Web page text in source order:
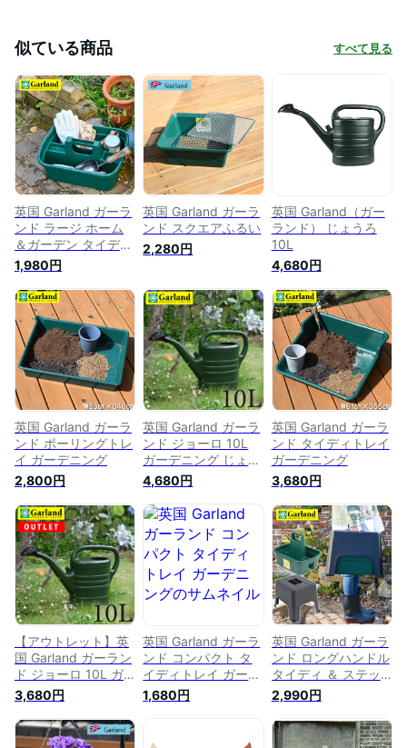
似ている商品 すべて見る
英国 Garland ガーラ
ンド ラージ ホーム
＆ガーデン タイディ
ツールボックス 道具
入れ トラッグ カゴ
園芸
1,980円
英国 Garland ガーラ
ンド スクエアふるい
2,280円
英国 Garland（ガー
ランド） じょうろ
10L
4,680円
英国 Garland ガーラ
ンド ポーリングトレ
イ ガーデニング
2,800円
英国 Garland ガーラ
ンド ジョーロ 10L
ガーデニング じょう
ろ 大容量
4,680円
英国 Garland ガーラ
ンド タイディトレイ
ガーデニング
3,680円
【アウトレット】英
国 Garland ガーラン
ド ジョーロ 10L ガ
ーデニング じょうろ
大容量
3,680円
英国 Garland ガーラ
ンド コンパクト タ
イディトレイ ガーデ
ニング
1,680円
英国 Garland ガーラ
ンド ロングハンドル
タイディ ＆ ステッ
プスツール セット
2,990円